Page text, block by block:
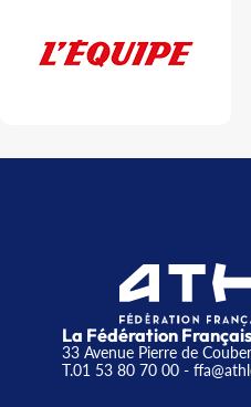
La Fédération
33 Avenue Pierre de
T.01 53 80 70 00-